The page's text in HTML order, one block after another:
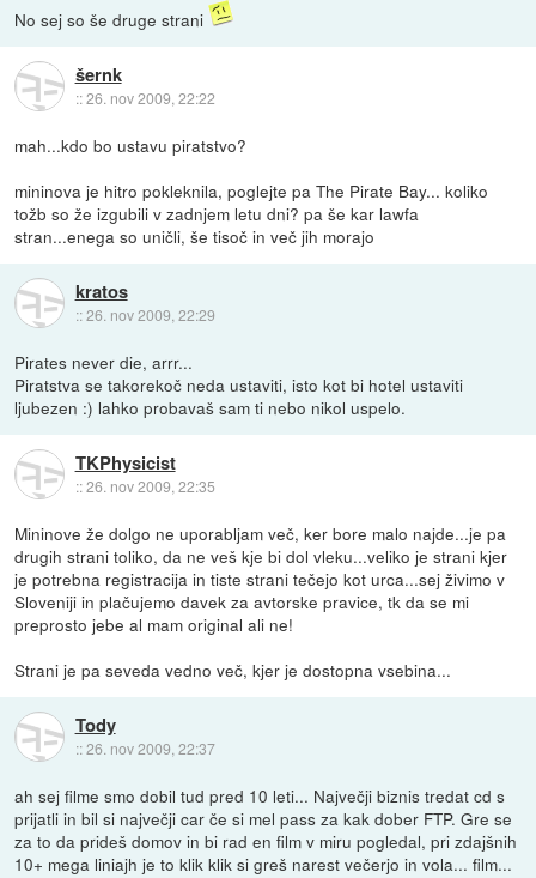
No sej so še druge strani
šernk
::26. nov 2009, 22:22
mah...kdo bo ustavu piratstvo?
mininova je hitro pokleknila, poglejte pa The Pirate Bay... koliko
tožb so že izgubili v zadnjem letu dni? pa še kar lawfa
stran...enega so uničli, še tisoč in več jih morajo
kratos
::26. nov 2009, 22:29
Pirates never die, arrr...
Piratstva se takorekoč neda ustaviti, isto kot bi hotel ustaviti
ljubezen :) lahko probavaš sam ti nebo nikol uspelo.
TKPhysicist
::26. nov 2009, 22:35
Mininove že dolgo ne uporabljam več, ker bore malo najde...je pa
drugih strani toliko, da ne veš kje bi dol vleku...veliko je strani kjer
je potrebna registracija in tiste strani tečejo kot urca...sej živimo v
Sloveniji in plačujemo davek za avtorske pravice, tk da se mi
preprosto jebe al mam original ali ne!
Strani je pa seveda vedno več, kjer je dostopna vsebina...
Tody
::26. nov 2009, 22:37
ah sej filme smo dobil tud pred 10 leti... Največji biznis tredat cd s
prijatli in bil si največji car če si mel pass za kak dober FTP. Gre se
za to da prideš domov in bi rad en film v miru pogledal, pri zdajšnih
10+ mega liniajh je to klik klik si greš narest večerjo in vola... film...